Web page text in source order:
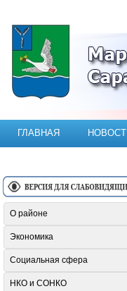
Официальный
ГЛАВНАЯ
О районе
Экономика
Социальная сфера
НКО и СОНКО